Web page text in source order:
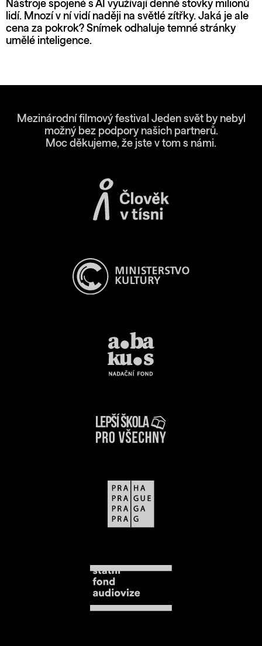
Nástroje spojené s AI využívají denně stovky milionů
lidí. Mnozí v ní vidí naději na světlé zítřky. Jaká je ale
cena za pokrok? Snímek odhaluje temné stránky
umělé inteligence.
Mezinárodní filmový festival Jeden svět by nebyl
možný bez podpory našich partnerů.
Moc děkujeme, že jste v tom s námi.